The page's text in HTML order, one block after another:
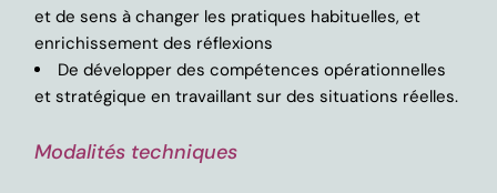
et de sens à changer les pratiques habituelles, et
enrichissement des réflexions
De développer des compétences opérationnelles
et stratégique en travaillant sur des situations réelles.
Modalités techniques